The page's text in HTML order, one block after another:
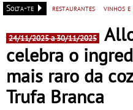
Solta-te
restaurantes vinhos
24/11/2025 a 30/11/2025
celebra o
mais raro da
Trufa Branca